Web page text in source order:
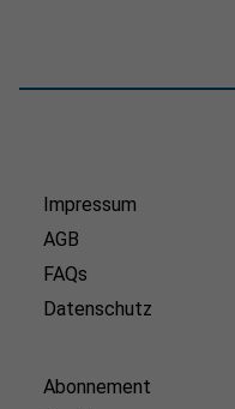
Impressum
AGB
FAQs
Datenschutz
Abonnement